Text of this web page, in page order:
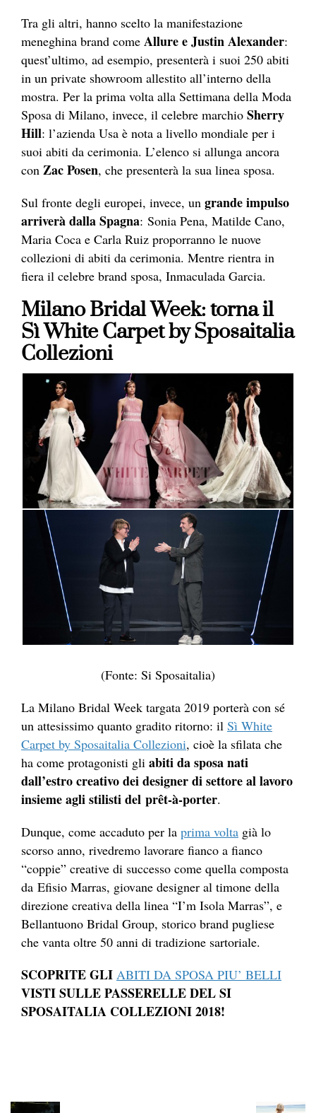
Tra gli altri, hanno scelto la manifestazione
meneghina brand come Allure e Justin Alexander:
quest’ultimo, ad esempio, presenterà i suoi 250 abiti
in un private showroom allestito all’interno della
mostra. Per la prima volta alla Settimana della Moda
Sposa di Milano, invece, il celebre marchio Sherry
Hill: l’azienda Usa è nota a livello mondiale per i
suoi abiti da cerimonia. L’elenco si allunga ancora
con Zac Posen, che presenterà la sua linea sposa.
Sul fronte degli europei, invece, un grande impulso
arriverà dalla Spagna: Sonia Pena, Matilde Cano,
Maria Coca e Carla Ruiz proporranno le nuove
collezioni di abiti da cerimonia. Mentre rientra in
fiera il celebre brand sposa, Inmaculada Garcia.
Milano Bridal Week: torna il
Sì White Carpet by Sposaitalia
Collezioni
(Fonte: Si Sposaitalia)
La Milano Bridal Week targata 2019 porterà con sé
un attesissimo quanto gradito ritorno: il Sì White
Carpet by Sposaitalia Collezioni, cioè la sfilata che
ha come protagonisti gli abiti da sposa nati
dall’estro creativo dei designer di settore al lavoro
insieme agli stilisti del prêt-à-porter.
Dunque, come accaduto per la prima volta già lo
scorso anno, rivedremo lavorare fianco a fianco
“coppie” creative di successo come quella composta
da Efisio Marras, giovane designer al timone della
direzione creativa della linea “I’m Isola Marras”, e
Bellantuono Bridal Group, storico brand pugliese
che vanta oltre 50 anni di tradizione sartoriale.
SCOPRITE GLI ABITI DA SPOSA PIU’ BELLI
VISTI SULLE PASSERELLE DEL SI
SPOSAITALIA COLLEZIONI 2018!